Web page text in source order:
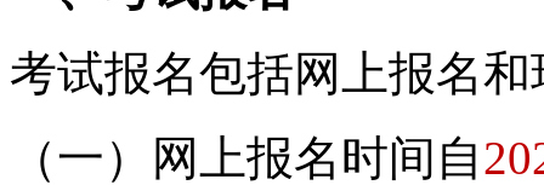
考试报名包括网上报名
（一）网上报名时间自